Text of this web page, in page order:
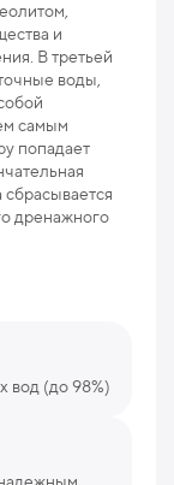
и
В третьей
воды,
самым
попадает
дренажного
вод (до 98%)